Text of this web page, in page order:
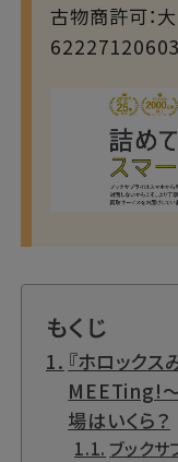
古物商許可：
もくじ
『ホロック
MEETing!〜
場はいくら？
ブックサ